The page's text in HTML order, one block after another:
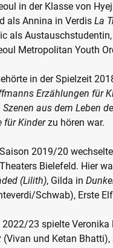
in der Klasse von
als Annina in Verdis La
als
Metropolitan Youth
in der Spielzeit
Erzählungen für
Szenen aus dem Leben
für Kinderzu hören war.
2019/20
Bielefeld. Hier
(Lilith), Gilda in
Schwab), Erste
2022/23 spielte
(Vivan und Ketan